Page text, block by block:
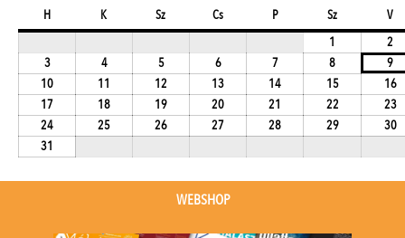
Hhétfő Kkedd Szszerda Cscsütörtök Ppéntek Szszombat V
1 2026.08.01.
2
32026.08.03.
42026.08.04.
52026.08.05.
62026.08.06.
72026.08.07.
82026.08.08.
9
102026.08.10.
11 2026.08.11.
12 2026.08.12.
132026.08.13.
142026.08.14.
152026.08.15.
16
172026.08.17.
182026.08.18.
192026.08.19.
202026.08.20.
21 2026.08.21.
222026.08.22.
23
242026.08.24.
252026.08.25.
262026.08.26.
272026.08.27.
282026.08.28.
292026.08.29.
30
31
WEBSHOP